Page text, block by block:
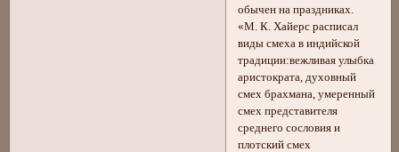
обычен на праздниках.
«М. К. Хайерс расписал
виды смеха в индийской
традиции:вежливая улыбка
аристократа, духовный
смех брахмана, умеренный
смех представителя
среднего сословия и
плотский смех